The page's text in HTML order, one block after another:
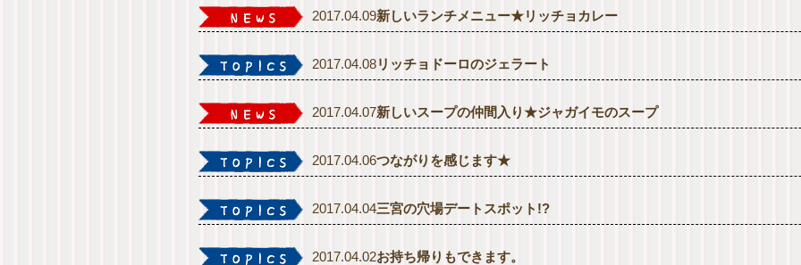
2017.04.09新しいランチメニュー★リッチョカレー
2017.04.08リッチョドーロのジェラート
2017.04.07新しいスープの仲間入り★ジャガイモのスープ
2017.04.06つながりを感じます★
2017.04.04三宮の穴場デートスポット!?
2017.04.02お持ち帰りもできます。